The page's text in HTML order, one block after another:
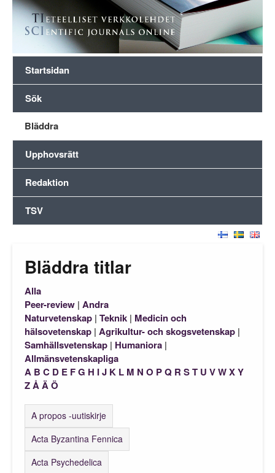
Startsidan
Sök
Bläddra
Upphovsrätt
Redaktion
TSV
Bläddra titlar
Alla
Peer-review | Andra
Naturvetenskap | Teknik | Medicin och
hälsovetenskap | Agrikultur- och skogsvetenskap |
Samhällsvetenskap | Humaniora |
Allmänsvetenskapliga
A B C D E FG H IJ K L M N O PQ R ST U VWXY
ZÅÄÖ
A propos -uutiskirje
Acta Byzantina Fennica
Acta Psychedelica